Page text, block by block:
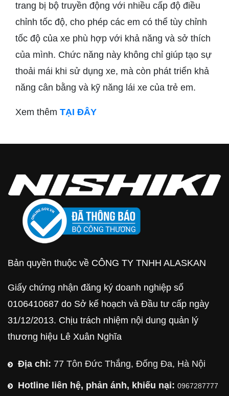
trang bị bộ truyền động với nhiều cấp độ điều
chỉnh tốc độ, cho phép các em có thể tùy chỉnh
tốc độ của xe phù hợp với khả năng và sở thích
của mình. Chức năng này không chỉ giúp tạo sự
thoải mái khi sử dụng xe, mà còn phát triển khả
năng cân bằng và kỹ năng lái xe của trẻ em.
Xem thêm TẠI ĐÂY
Bản quyền thuộc về CÔNG TY TNHH ALASKAN
Giấy chứng nhận đăng ký doanh nghiệp số
0106410687 do Sở kế hoạch và Đầu tư cấp ngày
31/12/2013. Chịu trách nhiệm nội dung quản lý
thương hiệu Lê Xuân Nghĩa
Địa chỉ: 77 Tôn Đức Thắng, Đống Đa, Hà Nội
Hotline liên hệ, phản ánh, khiếu nại: 0967287777